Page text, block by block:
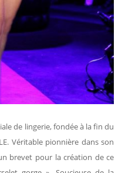
de lingerie, fondée à la fin du
Véritable pionnière dans son
brevet pour la création de ce